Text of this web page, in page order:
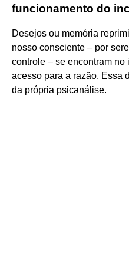
funcionamento do
Desejos ou memória
nosso consciente – por
controle – se encontram
acesso para a razão. Essa
da própria psicanálise.